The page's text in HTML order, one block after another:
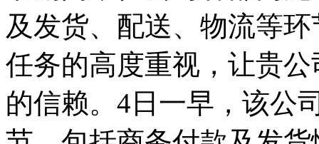
及发货、配送、物流等
任务的高度重视，让贵
的信赖。4日一早，该公